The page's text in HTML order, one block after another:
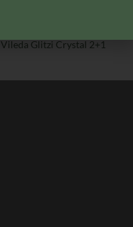
Vileda Glitzi Crystal 2+1